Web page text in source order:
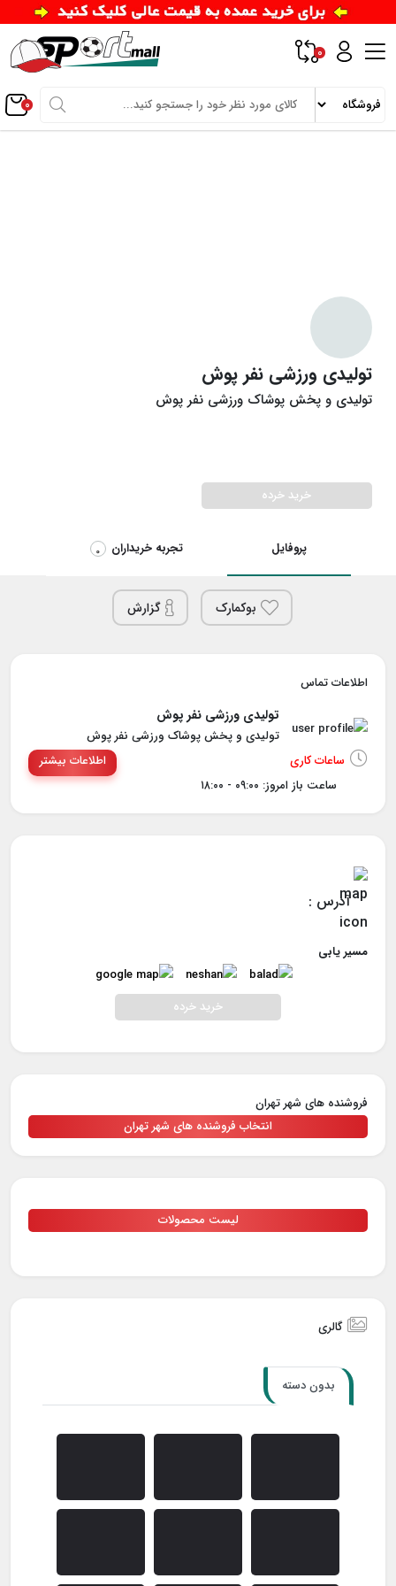
0
0
تولیدی ورزشی نفر پوش
تولیدی و پخش پوشاک ورزشی نفر پوش
خرید خرده
پروفایل تجربه خریداران 0
بوکمارک گزارش
اطلاعات تماس
تولیدی ورزشی نفر پوش
تولیدی و پخش پوشاک ورزشی نفر پوش
ساعات کاری
ساعت باز امروز: ۰۹:۰۰ - ۱۸:۰۰
اطلاعات بیشتر
آدرس :
مسیر یابی
خرید خرده
فروشنده های شهر تهران
انتخاب فروشنده های شهر تهران
لیست محصولات
گالری
بدون دسته